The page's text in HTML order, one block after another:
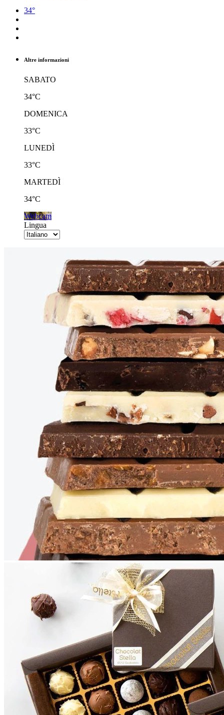
34°
Altre informazioni
SABATO
34°C
DOMENICA
33°C
LUNEDÌ
33°C
MARTEDÌ
34°C
Webcam
Lingua